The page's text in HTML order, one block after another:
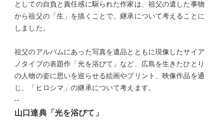
としての自負と責任感に駆られた作家は、祖父の遺した事物
から祖父の「生」を描くことで、継承について考えることに
しました。
祖父のアルバムにあった写真を遺品とともに現像したサイア
ノタイプの表題作「光を浴びて」など、広島を生きたひとり
の人物の姿に思いを巡らせる絵画やプリント、映像作品を通
じ、「ヒロシマ」の継承について考えます。
--
山口達典「光を浴びて」